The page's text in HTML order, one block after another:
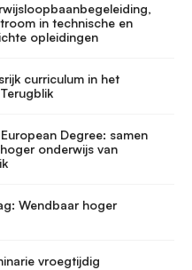
in technische en
opleidingen
curriculum in het
Degree: samen
onderwijs van
Wendbaar hoger
vroegtijdig